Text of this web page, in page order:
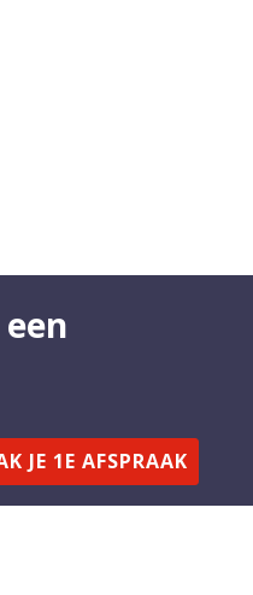
JE 1E AFSPRAAK